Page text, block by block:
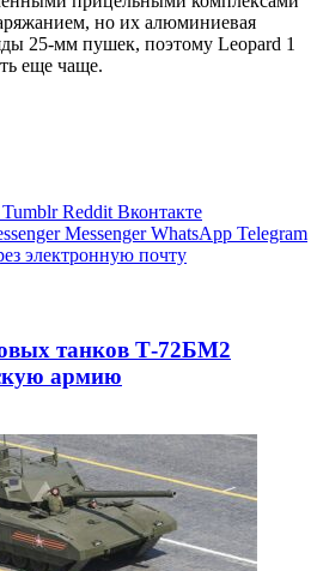
но их алюминиевая
25-мм пушек, поэтому Leopard 1
еще чаще.
Tumblr Reddit Вконтакте
Messenger WhatsApp Telegram
электронную почту
танков Т-72БМ2
армию